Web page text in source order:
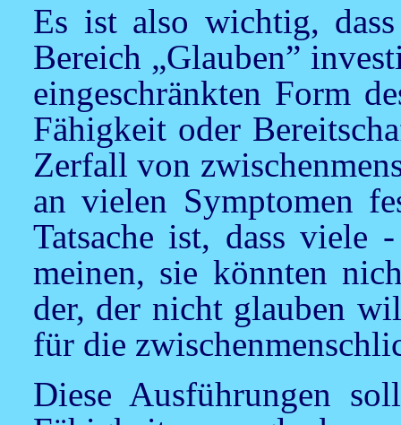
Es ist also wichtig,
Bereich „Glauben”
eingeschränkten Form
Fähigkeit oder
Zerfall von
an vielen Symptomen
Tatsache ist, dass viele
meinen, sie könnten
der, der nicht glauben
für die
Diese Ausführungen